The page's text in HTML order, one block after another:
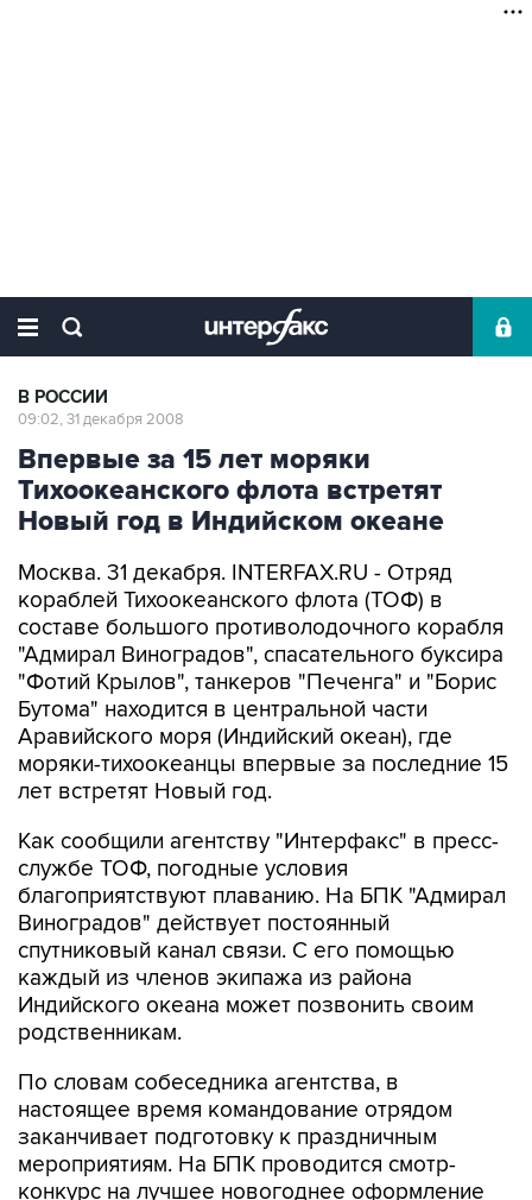
В РОССИИ
09:02, 31 декабря 2008
Впервые за 15 лет моряки
Тихоокеанского флота встретят
Новый год в Индийском океане
Москва. 31 декабря. INTERFAX.RU - Отряд
кораблей Тихоокеанского флота (ТОФ) в
составе большого противолодочного корабля
"Адмирал Виноградов", спасательного буксира
"Фотий Крылов", танкеров "Печенга" и "Борис
Бутома" находится в центральной части
Аравийского моря (Индийский океан), где
моряки-тихоокеанцы впервые за последние 15
лет встретят Новый год.
Как сообщили агентству "Интерфакс" в пресс-
службе ТОФ, погодные условия
благоприятствуют плаванию. На БПК "Адмирал
Виноградов" действует постоянный
спутниковый канал связи. С его помощью
каждый из членов экипажа из района
Индийского океана может позвонить своим
родственникам.
По словам собеседника агентства, в
настоящее время командование отрядом
заканчивает подготовку к праздничным
мероприятиям. На БПК проводится смотр-
конкурс на лучшее новогоднее оформление